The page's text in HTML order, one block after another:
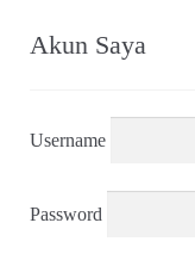
Akun Saya
Username
Password